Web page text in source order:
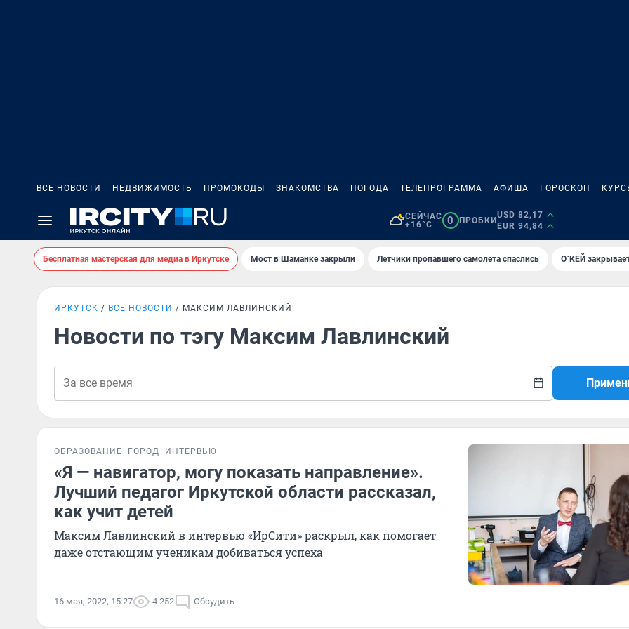
ВСЕ НОВОСТИ НЕДВИЖИМОСТЬ ПРОМОКОДЫ ЗНАКОМСТВА ПОГОДА ТЕЛЕПРОГРАММА АФИША ГОРОСКОП
СЕЙЧАС
+16°C
0 ПРОБКИ
USD 82,17
EUR 94,84
Бесплатная мастерская для медиа в Иркутске Мост в Шаманке закрыли Летчики пропавшего самолета спаслись О`КЕЙ
ИРКУТСК ВСЕ НОВОСТИ МАКСИМ ЛАВЛИНСКИЙ
Новости по тэгу Максим Лавлинский
ОБРАЗОВАНИЕ ГОРОД ИНТЕРВЬЮ
«Я — навигатор, могу показать направление».
Лучший педагог Иркутской области рассказал,
как учит детей
Максим Лавлинский в интервью «ИрСити» раскрыл, как помогает
даже отстающим ученикам добиваться успеха
16 мая, 2022, 15:27 4 252 Обсудить